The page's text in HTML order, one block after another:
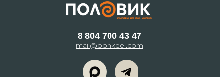
8 804 700 43 47
mail@bonkeel.com